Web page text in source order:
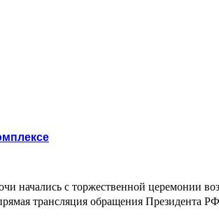
начались с торжественной церемонии
трансляция обращения